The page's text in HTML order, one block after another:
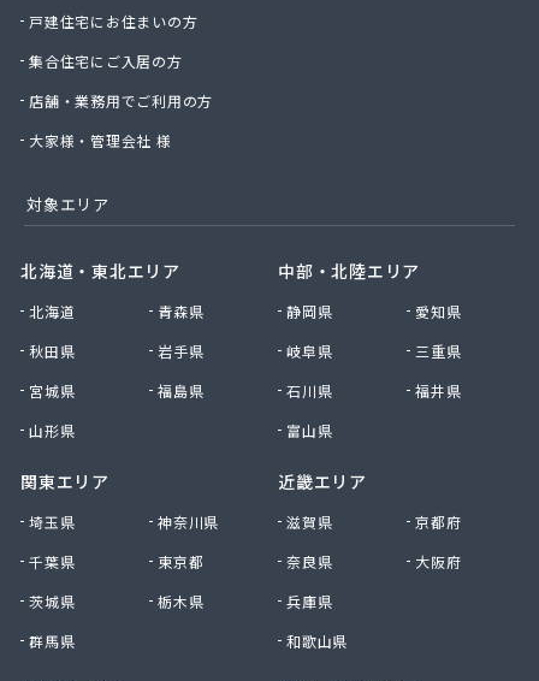
若林商店
出口商店
助田商店
小崎米穀食品店
小林商店
松崎商店
松本プロパン管工
上野ガス
上野ガス 阿保サービス店
上野ガス 丸柱サービス店
上野ガス 亀山支店
上野ガス 古山サービス店
上野ガス 佐那具サービス店
上野ガス 山福サービス店
戸建住宅にお住まいの方
集合住宅にご入居の方
店舗・業務用でご利用の方
大家様・管理会社 様
対象エリア
北海道・東北エリア
北海道
青森県
秋田県
岩手県
宮城県
福島県
山形県
関東エリア
埼玉県
神奈川県
千葉県
東京都
茨城県
栃木県
群馬県
中部・北陸エリア
静岡県
愛知県
岐阜県
三重県
石川県
福井県
富山県
近畿エリア
滋賀県
京都府
奈良県
大阪府
兵庫県
和歌山県